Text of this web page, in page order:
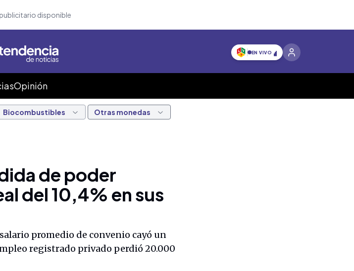
disponible
EN VIVO
Opinión
Biocombustibles Otras monedas
de poder
del 10,4% en sus
promedio de convenio cayó un
registrado privado perdió 20.000